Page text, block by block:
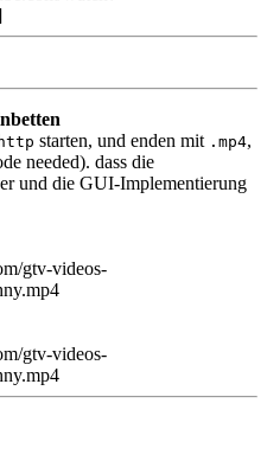
http starten, und enden mit .mp4,
needed). dass die
und die GUI-Implementierung
gtv-videos-
gtv-videos-